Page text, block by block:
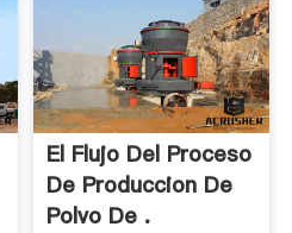
El Flujo Del Proceso
De Produccion De
Polvo De .